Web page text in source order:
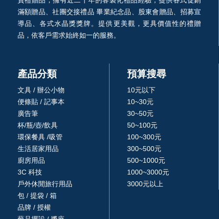
滿額贈品、社團交接禮品 畢業紀念品、股東會贈品、招募宣
導品、各式水晶獎獎牌。提供更美觀，更具價值性的禮贈
品，依客戶需求始終如一的服務。
產品分類
文具 / 辦公小物
便條貼 / 記事本
廣告筆
杯/瓶/壺/飲具
環保餐具 /吸管
生活居家用品
廚房用品
3C 科技
戶外休閒旅行用品
包 / 提袋 / 箱
品牌 / 授權
預算搜尋
10元以下
10~30元
30~50元
50~100元
100~300元
300~500元
500~1000元
1000~3000元
3000元以上